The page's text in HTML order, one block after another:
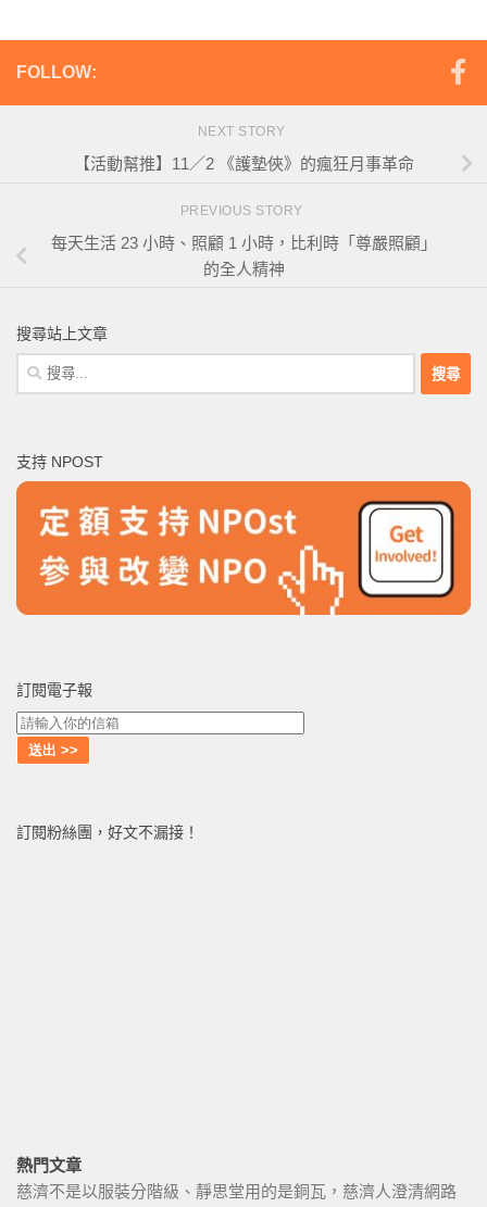
FOLLOW:
NEXT STORY
【活動幫推】11／2 《護墊俠》的瘋狂月事革命
PREVIOUS STORY
每天生活 23 小時、照顧 1 小時，比利時「尊嚴照顧」
的全人精神
搜尋站上文章
搜
尋
字:
支持 NPOST
訂閱電子報
訂閱粉絲團，好文不漏接！
熱門文章
慈濟不是以服裝分階級、靜思堂用的是銅瓦，慈濟人澄清網路